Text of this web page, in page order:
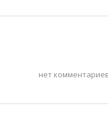
нет